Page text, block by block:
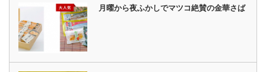
月曜から夜ふかしでマツコ絶賛の金華さば